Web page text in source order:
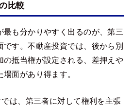
比較
最も分かりやすく出るのが、第三
です。不動産投資では、後から別
の抵当権が設定される、差押えや
面があり得ます。
は、第三者に対して権利を主張